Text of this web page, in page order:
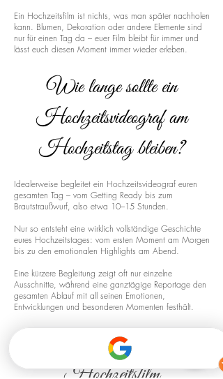
Ein Hochzeitsfilm ist nichts, was man später nachholen
kann. Blumen, Dekoration oder andere Elemente sind
nur für einen Tag da – euer Film bleibt für immer und
lässt euch diesen Moment immer wieder erleben.
Wie lange sollte ein
Hochzeitsvideograf am
Hochzeitstag bleiben?
Idealerweise begleitet ein Hochzeitsvideograf euren
gesamten Tag – vom Getting Ready bis zum
Brautstraußwurf, also etwa 10–15 Stunden.
Nur so entsteht eine wirklich vollständige Geschichte
eures Hochzeitstages: vom ersten Moment am Morgen
bis zu den emotionalen Highlights am Abend.
Eine kürzere Begleitung zeigt oft nur einzelne
Ausschnitte, während eine ganztägige Reportage den
gesamten Ablauf mit all seinen Emotionen,
Entwicklungen und besonderen Momenten festhält.
Drohnenaufnahmen für euren